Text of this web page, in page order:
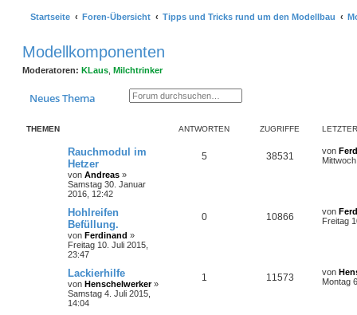
Startseite Foren-Übersicht Tipps und Tricks rund um den Modellbau
Modellkomponenten
Moderatoren: KLaus Milchtrinker
Neues Thema Suche
Erweiterte Suche
THEMEN ANTWORTEN ZUGRIFFE
Rauchmodul im
Hetzer
von Andreas »
Samstag 30. Januar
2016, 12:42
5 38531 von
Hohlreifen
Befüllung.
von Ferdinand »
Freitag 10. Juli 2015,
23:47
0 10866 von
Freitag
Lackierhilfe
von Henschelwerker»
Samstag 4. Juli 2015,
14:04
1 11573 von
Montag